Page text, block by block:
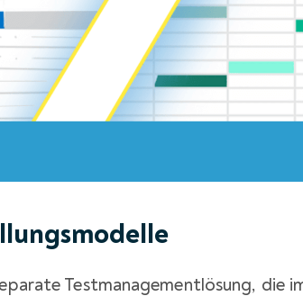
Testmanagementlösung, die